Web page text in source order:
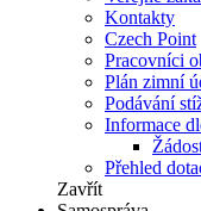
Kontakty
Czech Point
Pracovníci
Plán zimní
Podávání
Informace
Přehled
Zavřít